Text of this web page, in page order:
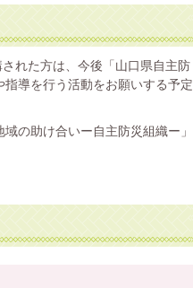
れた方は、今後「山口県自主防
導を行う活動をお願いする予定
の助け合いー自主防災組織ー」